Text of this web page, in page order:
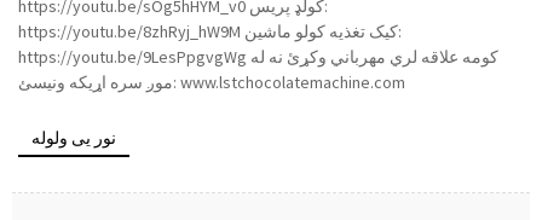
https://youtu.be/sOg5hHYM_v0 کولډ پریس:
https://youtu.be/8zhRyj_hW9M کیک تغذیه کولو ماشین:
https://youtu.be/9LesPpgvgWg کومه علاقه لري مهرباني وکړئ نه له
موږ سره اړیکه ونیسئ: www.lstchocolatemachine.com
نور یی ولوله